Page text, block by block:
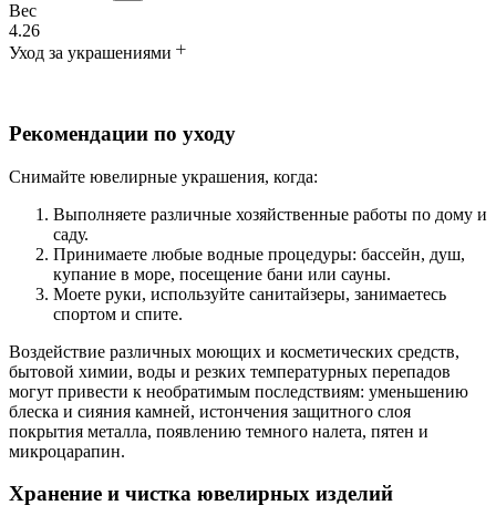
Вес
4.26
Уход за украшениями
Рекомендации по уходу
Снимайте ювелирные украшения, когда:
Выполняете различные хозяйственные работы по дому и
саду.
Принимаете любые водные процедуры: бассейн, душ,
купание в море, посещение бани или сауны.
Моете руки, используйте санитайзеры, занимаетесь
спортом и спите.
Воздействие различных моющих и косметических средств,
бытовой химии, воды и резких температурных перепадов
могут привести к необратимым последствиям: уменьшению
блеска и сияния камней, истончения защитного слоя
покрытия металла, появлению темного налета, пятен и
микроцарапин.
Хранение и чистка ювелирных изделий